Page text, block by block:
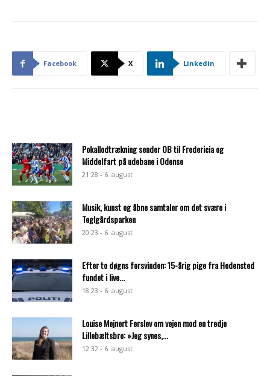
Facebook X Linkedin
Pokallodtrækning sender OB til Fredericia og
Middelfart på udebane i Odense
21:28 - 6. august
Musik, kunst og åbne samtaler om det svære i
Teglgårdsparken
20:23 - 6. august
Efter to døgns forsvinden: 15-årig pige fra Hedensted
fundet i live...
18:23 - 6. august
Louise Mejnert Ferslev om vejen mod en tredje
Lillebæltsbro: »Jeg synes,...
12:32 - 6. august